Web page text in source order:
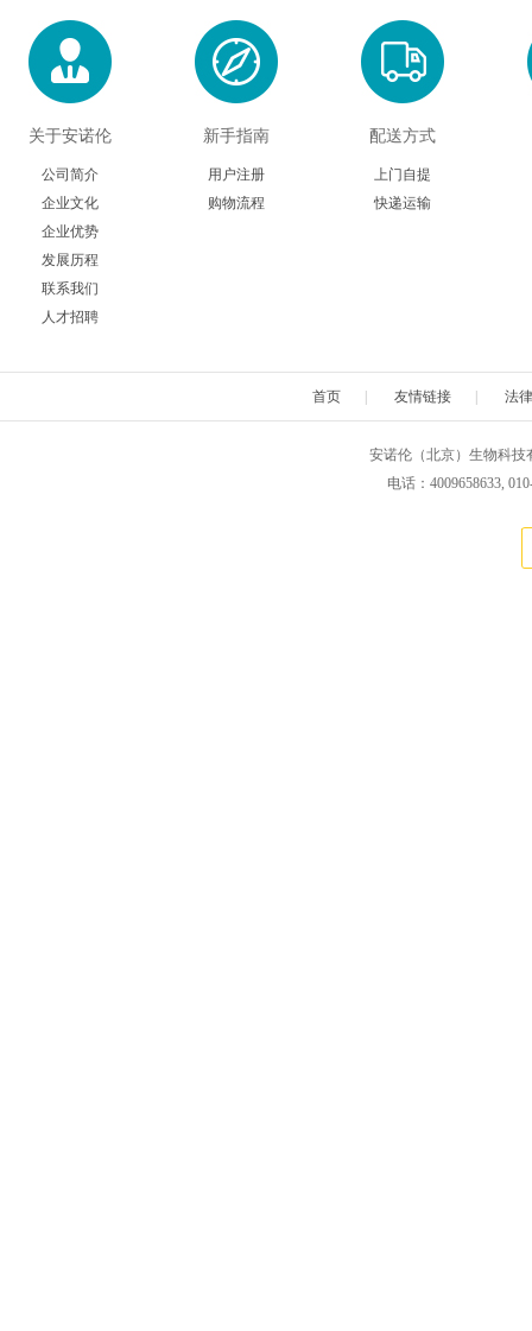
关于安诺伦
公司简介
企业文化
企业优势
发展历程
联系我们
人才招聘
新手指南
用户注册
购物流程
配送方式
上门自提
快递运输
首页 友情链接 法
安诺伦（北京）生物科技
电话：4009658633,